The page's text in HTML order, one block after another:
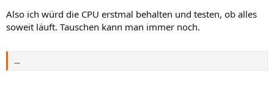
Also ich würd die CPU erstmal behalten und testen, ob alles
soweit läuft. Tauschen kann man immer noch.
...